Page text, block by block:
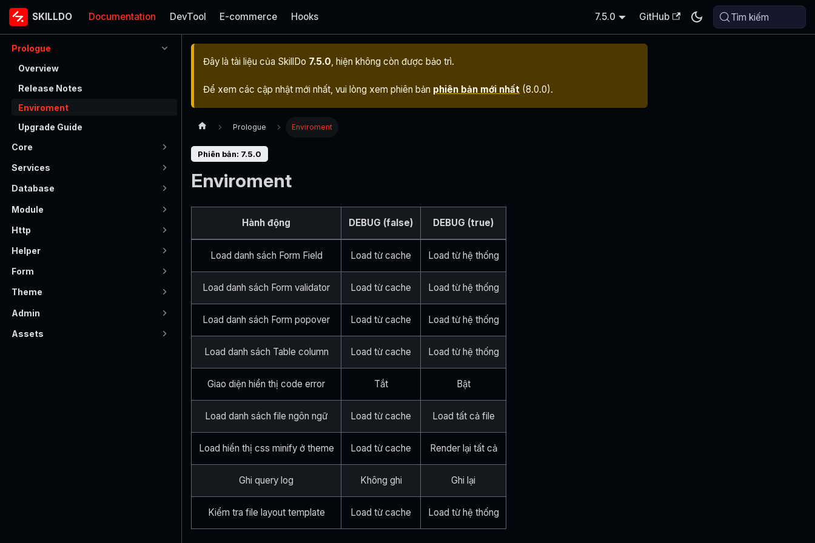
SKILLDO Documentation DevTool E-commerce Hooks 7.5.0 GitHub Tìm kiếm
SKILLDO
Prologue
Overview
Release Notes
Enviroment
Upgrade Guide
Core
Services
Database
Module
Http
Helper
Form
Theme
Admin
Assets
Đây là tài liệu của SkillDo 7.5.0, hiện không còn được bảo trì.
Để xem các cập nhật mới nhất, vui lòng xem phiên bản phiên bản mới nhất (8.0.0).
Prologue Enviroment
Phiên bản: 7.5.0
Enviroment
Hành động DEBUG (false) DEBUG (true)
Load danh sách Form Field Load từ cache Load từ hệ thống
Load danh sách Form validator Load từ cache Load từ hệ thống
Load danh sách Form popover Load từ cache Load từ hệ thống
Load danh sách Table column Load từ cache Load từ hệ thống
Giao diện hiển thị code error Tắt Bật
Load danh sách file ngôn ngữ Load từ cache Load tất cả file
Load hiển thị css minify ở theme Load từ cache Render lại tất cả
Ghi query log Không ghi Ghi lại
Kiểm tra file layout template Load từ cache Load từ hệ thống